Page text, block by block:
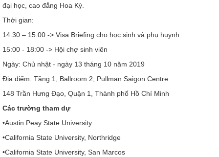
đại học, cao đẳng Hoa Kỳ.
Thời gian:
14:30 – 15:00 -> Visa Briefing cho học sinh và phụ huynh
15:00 - 18:00 -> Hội chợ sinh viên
Ngày: Chủ nhật - ngày 13 tháng 10 năm 2019
Địa điểm: Tầng 1, Ballroom 2, Pullman Saigon Centre
148 Trần Hưng Đạo, Quận 1, Thành phố Hồ Chí Minh
Các trường tham dự
•Austin Peay State University
•California State University, Northridge
•California State University, San Marcos